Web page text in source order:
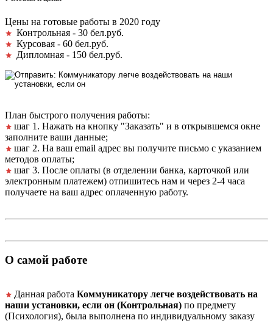
Цены на готовые работы в 2020 году
Контрольная - 30 бел.руб.
Курсовая - 60 бел.руб.
Дипломная - 150 бел.руб.
План быстрого получения работы:
шаг 1. Нажать на кнопку "Заказать" и в открывшемся окне
заполните ваши данные;
шаг 2. На ваш email адрес вы получите письмо с указанием
методов оплаты;
шаг 3. После оплаты (в отделении банка, карточкой или
электронным платежем) отпишитесь нам и через 2-4 часа
получаете на ваш адрес оплаченную работу.
О самой работе
Данная работа Коммуникатору легче воздействовать на
наши установки, если он (Контрольная) по предмету
(Психология), была выполнена по индивидуальному заказу